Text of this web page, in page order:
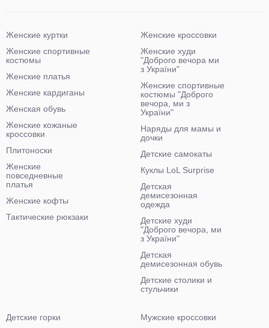
Женские куртки
Женские спортивные
костюмы
Женские платья
Женские кардиганы
Женская обувь
Женские кожаные
кроссовки
Плитоноски
Женские
повседневные
платья
Женские кофты
Тактические рюкзаки
Женские кроссовки
Женские худи
"Доброго вечора ми
з України"
Женские спортивные
костюмы "Доброго
вечора, ми з
України"
Наряды для мамы и
дочки
Детские самокаты
Куклы LoL Surprise
Детская
демисезонная
одежда
Детские худи
"Доброго вечора, ми
з України"
Детская
демисезонная обувь
Детские столики и
стульчики
Детские горки
Мужские кроссовки